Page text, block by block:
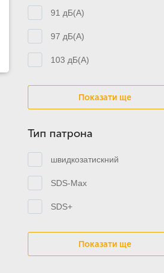
91 дБ(А)
97 дБ(А)
103 дБ(А)
Показати ще
Тип патрона
швидкозатискний
SDS-Max
SDS+
Показати ще